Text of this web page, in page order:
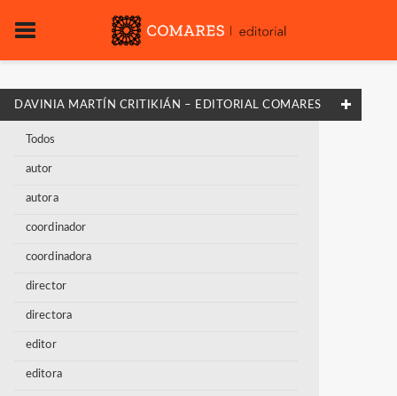
DAVINIA MARTÍN CRITIKIÁN – EDITORIAL COMARES
Todos
autor
autora
coordinador
coordinadora
director
directora
editor
editora